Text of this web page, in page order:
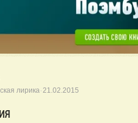
лирика·21.02.2015